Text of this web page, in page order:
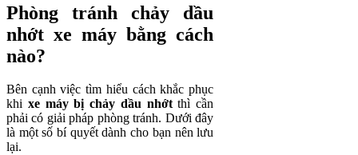
Phòng tránh chảy dầu
nhớt xe máy bằng cách
nào?
Bên cạnh việc tìm hiểu cách khắc phục
khi xe máy bị chảy dầu nhớtthì cần
phải có giải pháp phòng tránh. Dưới đây
là một số bí quyết dành cho bạn nên lưu
lại.